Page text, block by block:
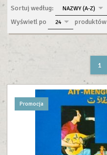
Sortuj według: sortNAZWY (A-Z)
Wyświetl po pop24 produktów
1
Promocja